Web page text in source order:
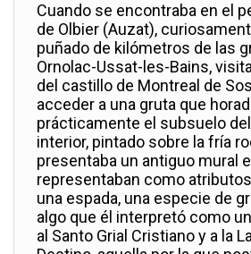
Cuando se encontraba en el
de Olbier (Auzat),
puñado de kilómetros de las
Ornolac-Ussat-les-Bains,
del castillo de Montreal de
acceder a una gruta que
prácticamente el subsuelo
interior, pintado sobre la fría
presentaba un antiguo mural
representaban como
una espada, una especie de
algo que él interpretó como
al Santo Grial Cristiano y a la